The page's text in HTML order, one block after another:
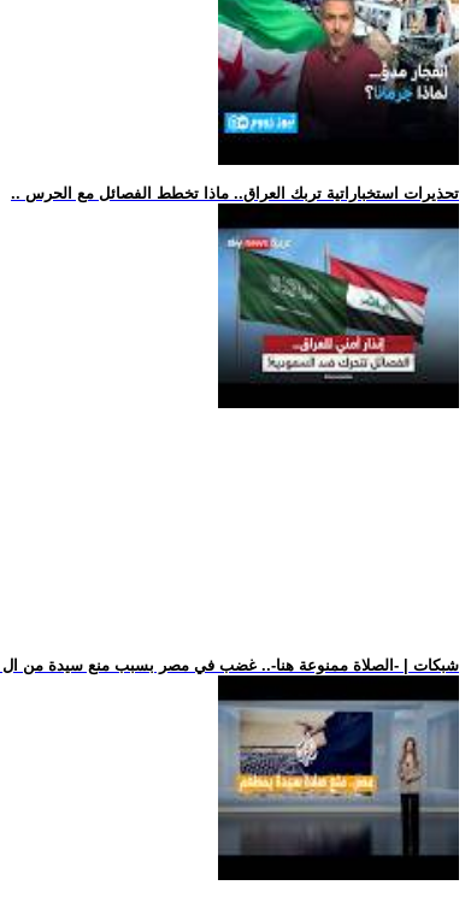
.. تحذيرات استخباراتية تربك العراق.. ماذا تخطط الفصائل مع الحرس
.. شبكات | -الصلاة ممنوعة هنا-.. غضب في مصر بسبب منع سيدة من ال